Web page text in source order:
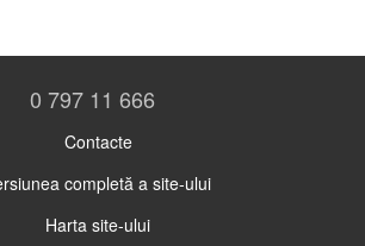
0 797 11 666
Contacte
completă a site-ului
Harta site-ului